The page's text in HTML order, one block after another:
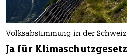
Volksabstimmung in der Schweiz
Ja für Klimaschutzgesetz